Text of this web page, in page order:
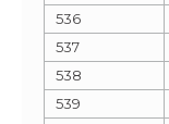
536
537
538
539